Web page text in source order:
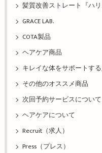
髪質改善ストレート『ハリ
GRACE LAB.
COTA製品
ヘアケア商品
キレイな体をサポートす
その他のオススメ商品
次回予約サービスについて
ヘアケアについて
Recruit（求人）
Press（プレス）